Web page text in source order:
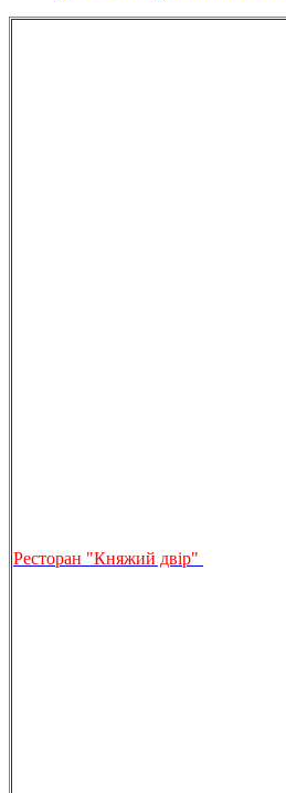
Ресторан "Княжий двір"